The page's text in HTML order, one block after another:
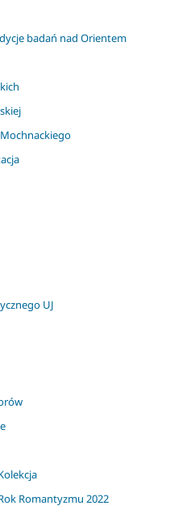
badań nad Orientem
UJ
Romantyzmu 2022